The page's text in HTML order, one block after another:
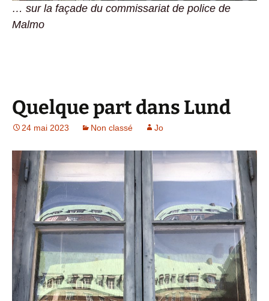
… sur la façade du commissariat de police de
Malmo
Quelque part dans Lund
24 mai 2023 Non classé Jo